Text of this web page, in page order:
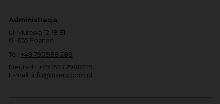
Administracja
ul. Murawa 12-18 E1
61-655 Poznań
Tel: +48 795 988 288
Deutsch: +49 1523 7988729
E-mail: info@inserv.com.pl